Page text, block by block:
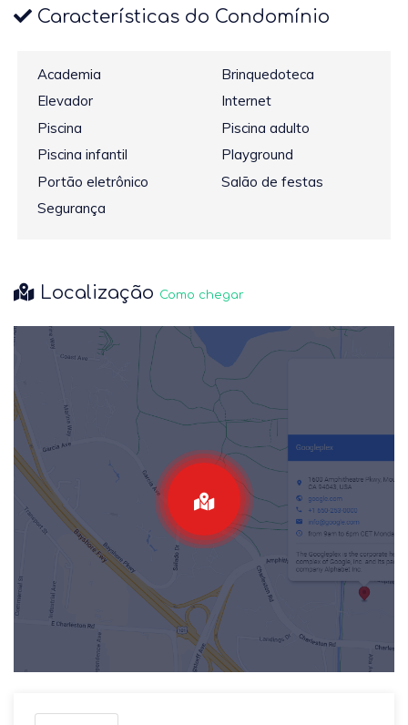
Características do Condomínio
Academia
Brinquedoteca
Elevador
Internet
Piscina
Piscina adulto
Piscina infantil
Playground
Portão eletrônico
Salão de festas
Segurança
Localização Como chegar